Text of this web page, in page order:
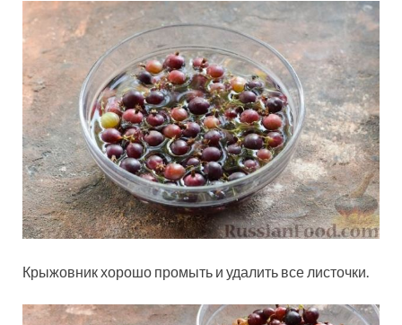
Крыжовник хорошо промыть и удалить все листочки.